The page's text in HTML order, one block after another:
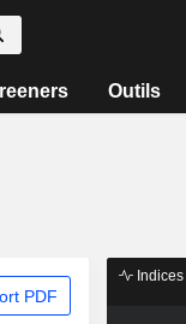
Outils
PDF
Indices